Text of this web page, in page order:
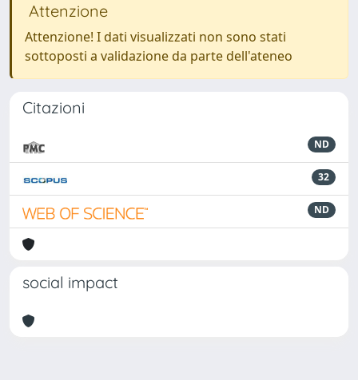
Attenzione
Attenzione! I dati visualizzati non sono stati
sottoposti a validazione da parte dell'ateneo
Citazioni
ND
32
ND
social impact